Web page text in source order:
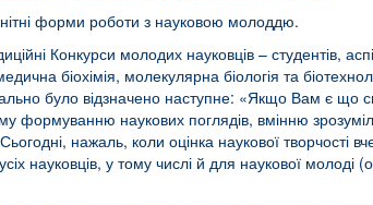
форми роботи з науковою молоддю.
Конкурси молодих науковців – студентів,
біохімія, молекулярна біологія та
було відзначено наступне: «Якщо Вам є що
формуванню наукових поглядів, вмінню
Сьогодні, нажаль, коли оцінка наукової
науковців, у тому числі й для наукової молоді